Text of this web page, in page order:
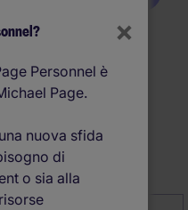
per
Alert
×
Personnel è
Page.
nuova sfida
di
o sia alla